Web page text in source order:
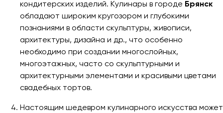
кондитерских изделий. Кулинары в городе Брянск
обладают широким кругозором и глубокими
познаниями в области скульптуры, живописи,
архитектуры, дизайна и др., что особенно
необходимо при создании многослойных,
многоэтажных, часто со скульптурными и
архитектурными элементами и красивыми цветами
свадебных тортов.
Настоящим шедевром кулинарного искусства может